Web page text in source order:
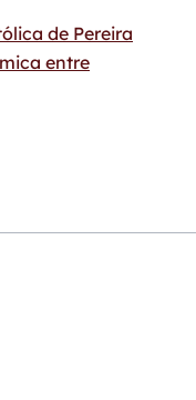
de Pereira
entre